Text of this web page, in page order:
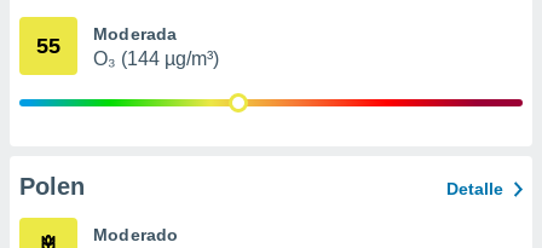
mediante
publicidad
55 Moderada
O₃ (144 µg/m³)
Polen Detalle
Moderado